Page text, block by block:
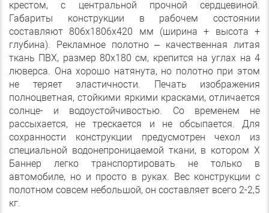
крестом, с центральной прочной сердцевиной.
Габариты конструкции в рабочем состоянии
составляют 806х1806х420 мм (ширина + высота +
глубина). Рекламное полотно – качественная литая
ткань ПВХ, размер 80х180 см, крепится на углах на 4
люверса. Она хорошо натянута, но полотно при этом
не теряет эластичности. Печать изображения
полноцветная, стойкими яркими красками, отличается
солнце- и водоустойчивостью. Со временем не
рассыхается, не трескается и не обсыпается. Для
сохранности конструкции предусмотрен чехол из
специальной водонепроницаемой ткани, в котором Х
Баннер легко транспортировать не только в
автомобиле, но и просто в руках. Вес конструкции с
полотном совсем небольшой, он составляет всего 2-2,5
кг.